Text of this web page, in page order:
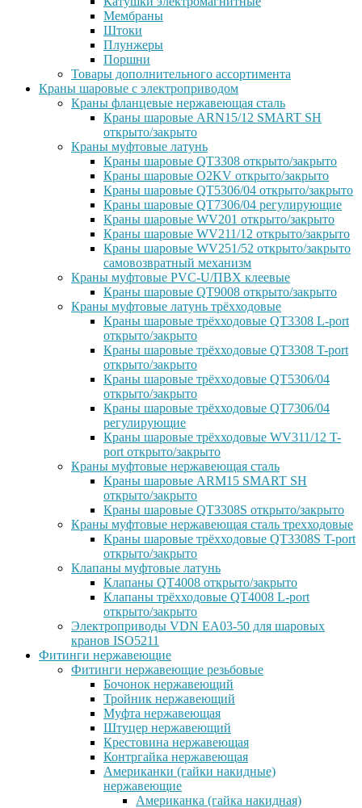
Мембраны
Штоки
Плунжеры
Поршни
Товары дополнительного ассортимента
Краны шаровые с электроприводом
Краны фланцевые нержавеющая сталь
Краны шаровые ARN15/12 SMART SH
открыто/закрыто
Краны муфтовые латунь
Краны шаровые QT3308 открыто/закрыто
Краны шаровые O2KV открыто/закрыто
Краны шаровые QT5306/04 открыто/закрыто
Краны шаровые QT7306/04 регулирующие
Краны шаровые WV201 открыто/закрыто
Краны шаровые WV211/12 открыто/закрыто
Краны шаровые WV251/52 открыто/закрыто
самовозвратный механизм
Краны муфтовые PVC-U/ПВХ клеевые
Краны шаровые QT9008 открыто/закрыто
Краны муфтовые латунь трёхходовые
Краны шаровые трёхходовые QT3308 L-port
открыто/закрыто
Краны шаровые трёхходовые QT3308 T-port
открыто/закрыто
Краны шаровые трёхходовые QT5306/04
открыто/закрыто
Краны шаровые трёхходовые QT7306/04
регулирующие
Краны шаровые трёхходовые WV311/12 T-
port открыто/закрыто
Краны муфтовые нержавеющая сталь
Краны шаровые ARM15 SMART SH
открыто/закрыто
Краны шаровые QT3308S открыто/закрыто
Краны муфтовые нержавеющая сталь трехходовые
Краны шаровые трёхходовые QT3308S T-port
открыто/закрыто
Клапаны муфтовые латунь
Клапаны QT4008 открыто/закрыто
Клапаны трёхходовые QT4008 L-port
открыто/закрыто
Электроприводы VDN EA03-50 для шаровых
кранов ISO5211
Фитинги нержавеющие
Фитинги нержавеющие резьбовые
Бочонок нержавеющий
Тройник нержавеющий
Муфта нержавеющая
Штуцер нержавеющий
Крестовина нержавеющая
Контргайка нержавеющая
Американки (гайки накидные)
нержавеющие
Американка (гайка накидная)